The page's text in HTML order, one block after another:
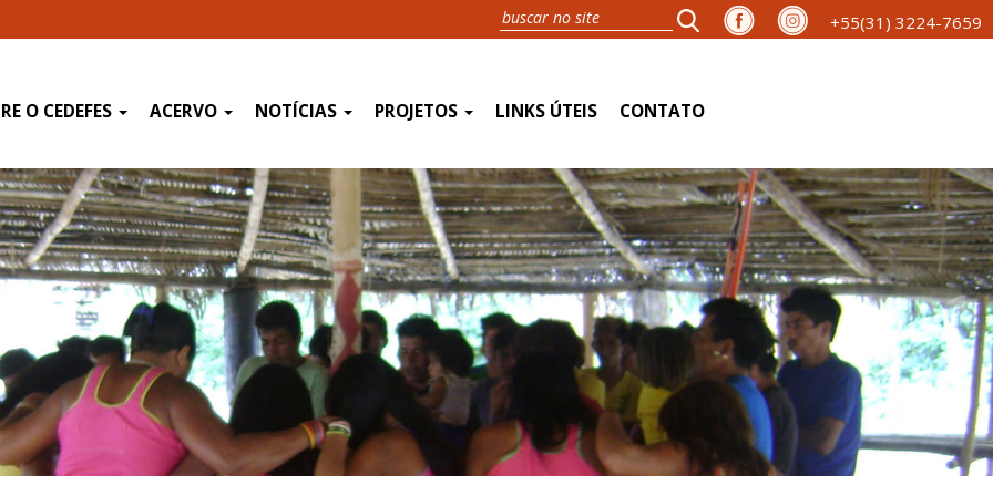
+55(31) 3224-7659
O CEDEFES ACERVO NOTÍCIAS PROJETOS LINKS ÚTEIS CONTATO